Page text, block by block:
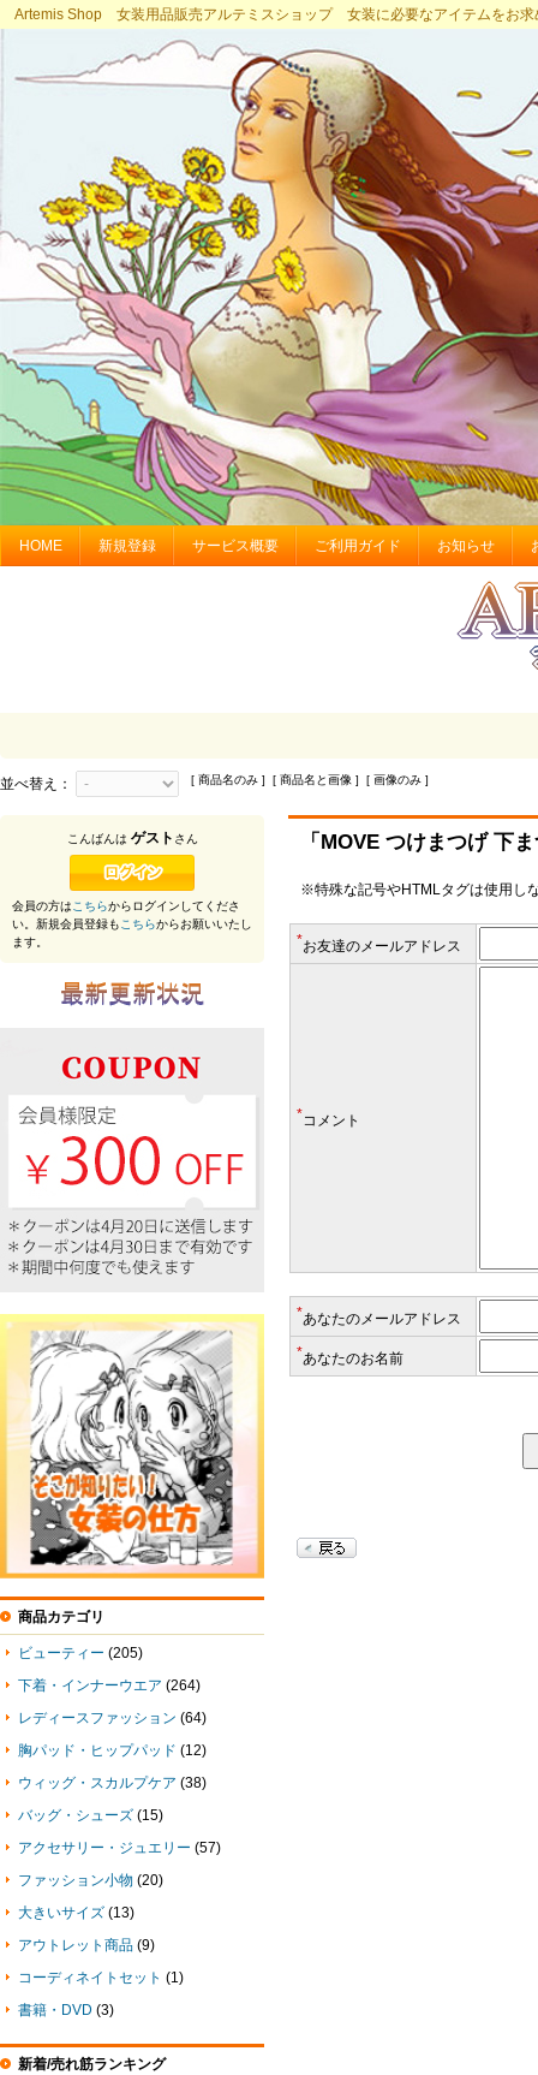
Artemis Shop 女装用品販売アルテミスショップ 女装に必要なアイテムをお求
HOME 新規登録 サービス概要 ご利用ガイド お知らせ
並べ替え： [ 商品名のみ ] [ 商品名と画像 ] [ 画像のみ ]
「MOVE つけまつげ 下
※特殊な記号やHTMLタグは使用し
*お友達のメールアドレス
*コメント
*あなたのメールアドレス
*あなたのお名前
こんばんは ゲスト さん
会員の方はこちらからログインしてくださ
い。新規会員登録もこちらからお願いいたし
ます。
商品カテゴリ
ビューティー (205)
下着・インナーウエア (264)
レディースファッション (64)
胸パッド・ヒップパッド (12)
ウィッグ・スカルプケア (38)
バッグ・シューズ (15)
アクセサリー・ジュエリー (57)
ファッション小物 (20)
大きいサイズ (13)
アウトレット商品 (9)
コーディネイトセット (1)
書籍・DVD (3)
新着/売れ筋ランキング